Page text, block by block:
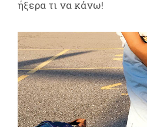
ήξερα τι να κάνω!